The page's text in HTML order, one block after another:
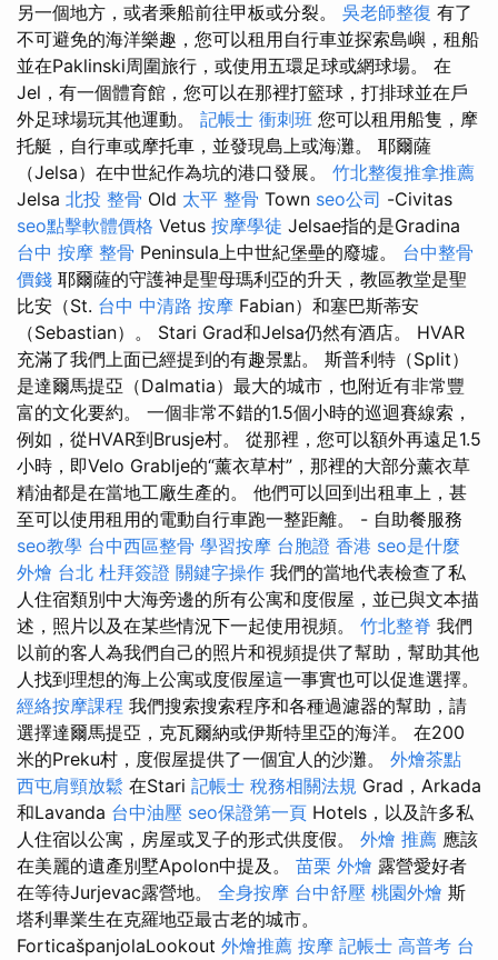
另一個地方，或者乘船前往甲板或分裂。 吳老師整復 有了
不可避免的海洋樂趣，您可以租用自行車並探索島嶼，租船
並在Paklinski周圍旅行，或使用五環足球或網球場。 在
Jel，有一個體育館，您可以在那裡打籃球，打排球並在戶
外足球場玩其他運動。 記帳士 衝刺班 您可以租用船隻，摩
托艇，自行車或摩托車，並發現島上或海灘。 耶爾薩
（Jelsa）在中世紀作為坑的港口發展。 竹北整復推拿推薦
Jelsa 北投 整骨 Old 太平 整骨 Town seo公司 -Civitas
seo點擊軟體價格 Vetus 按摩學徒 Jelsae指的是Gradina
台中 按摩 整骨 Peninsula上中世紀堡壘的廢墟。 台中整骨
價錢 耶爾薩的守護神是聖母瑪利亞的升天，教區教堂是聖
比安（St. 台中 中清路 按摩 Fabian）和塞巴斯蒂安
（Sebastian）。 Stari Grad和Jelsa仍然有酒店。 HVAR
充滿了我們上面已經提到的有趣景點。 斯普利特（Split）
是達爾馬提亞（Dalmatia）最大的城市，也附近有非常豐
富的文化要約。 一個非常不錯的1.5個小時的巡迴賽線索，
例如，從HVAR到Brusje村。 從那裡，您可以額外再遠足1.5
小時，即Velo Grablje的“薰衣草村”，那裡的大部分薰衣草
精油都是在當地工廠生產的。 他們可以回到出租車上，甚
至可以使用租用的電動自行車跑一整距離。 - 自助餐服務
seo教學 台中西區整骨 學習按摩 台胞證 香港 seo是什麼
外燴 台北 杜拜簽證 關鍵字操作 我們的當地代表檢查了私
人住宿類別中大海旁邊的所有公寓和度假屋，並已與文本描
述，照片以及在某些情況下一起使用視頻。 竹北整脊 我們
以前的客人為我們自己的照片和視頻提供了幫助，幫助其他
人找到理想的海上公寓或度假屋這一事實也可以促進選擇。
經絡按摩課程 我們搜索搜索程序和各種過濾器的幫助，請
選擇達爾馬提亞，克瓦爾納或伊斯特里亞的海洋。 在200
米的Preku村，度假屋提供了一個宜人的沙灘。 外燴茶點
西屯肩頸放鬆 在Stari 記帳士 稅務相關法規 Grad，Arkada
和Lavanda 台中油壓 seo保證第一頁 Hotels，以及許多私
人住宿以公寓，房屋或叉子的形式供度假。 外燴 推薦 應該
在美麗的遺產別墅Apolon中提及。 苗栗 外燴 露營愛好者
在等待Jurjevac露營地。 全身按摩 台中舒壓 桃園外燴 斯
塔利畢業生在克羅地亞最古老的城市。
ForticašpanjolaLookout 外燴推薦 按摩 記帳士 高普考 台